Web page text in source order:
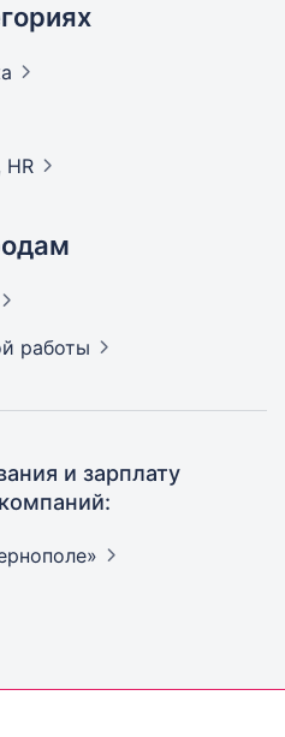
HR
работы
и зарплату